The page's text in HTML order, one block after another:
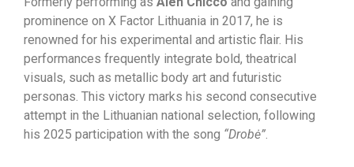
prominence on X Factor Lithuania in 2017, he is
renowned for his experimental and artistic flair. His
performances frequently integrate bold, theatrical
visuals, such as metallic body art and futuristic
personas. This victory marks his second consecutive
attempt in the Lithuanian national selection, following
his 2025 participation with the song “Drobė”.